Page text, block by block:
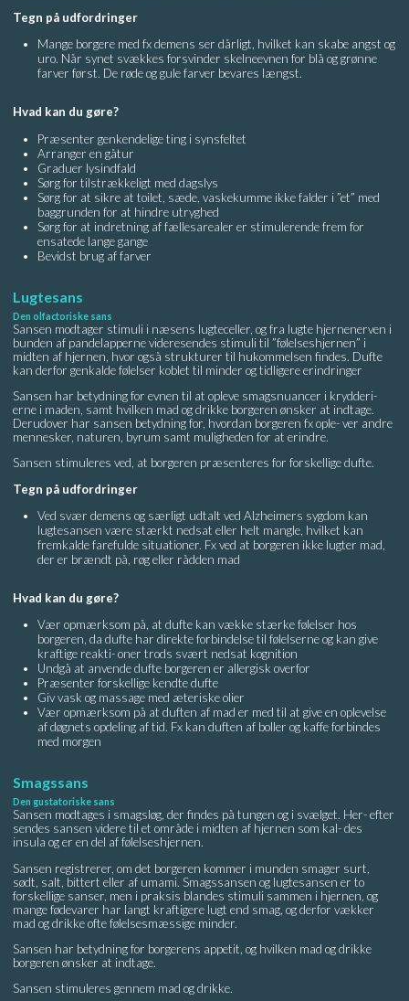
Tegn på udfordringer
Mange borgere med fx demens ser dårligt, hvilket kan skabe angst og
uro. Når synet svækkes forsvinder skelneevnen for blå og grønne
farver først. De røde og gule farver bevares længst.
Hvad kan du gøre?
Præsenter genkendelige ting i synsfeltet
Arranger en gåtur
Graduer lysindfald
Sørg for tilstrækkeligt med dagslys
Sørg for at sikre at toilet, sæde, vaskekumme ikke falder i ”et” med
baggrunden for at hindre utryghed
Sørg for at indretning af fællesarealer er stimulerende frem for
ensatede lange gange
Bevidst brug af farver
Lugtesans
Den olfactoriske sans
Sansen modtager stimuli i næsens lugteceller, og fra lugte hjernenerven i
bunden af pandelapperne videresendes stimuli til ”følelseshjernen” i
midten af hjernen, hvor også strukturer til hukommelsen findes. Dufte
kan derfor genkalde følelser koblet til minder og tidligere erindringer
Sansen har betydning for evnen til at opleve smagsnuancer i krydderi-
erne i maden, samt hvilken mad og drikke borgeren ønsker at indtage.
Derudover har sansen betydning for, hvordan borgeren fx ople- ver andre
mennesker, naturen, byrum samt muligheden for at erindre.
Sansen stimuleres ved, at borgeren præsenteres for forskellige dufte.
Tegn på udfordringer
Ved svær demens og særligt udtalt ved Alzheimers sygdom kan
lugtesansen være stærkt nedsat eller helt mangle, hvilket kan
fremkalde farefulde situationer. Fx ved at borgeren ikke lugter mad,
der er brændt på, røg eller rådden mad
Hvad kan du gøre?
Vær opmærksom på, at dufte kan vække stærke følelser hos
borgeren, da dufte har direkte forbindelse til følelserne og kan give
kraftige reakti- oner trods svært nedsat kognition
Undgå at anvende dufte borgeren er allergisk overfor
Præsenter forskellige kendte dufte
Giv vask og massage med æteriske olier
Vær opmærksom på at duften af mad er med til at give en oplevelse
af døgnets opdeling af tid. Fx kan duften af boller og kaffe forbindes
med morgen
Smagssans
Den gustatoriske sans
Sansen modtages i smagsløg, der findes på tungen og i svælget. Her- efter
sendes sansen videre til et område i midten af hjernen som kal- des
insula og er en del af følelseshjernen.
Sansen registrerer, om det borgeren kommer i munden smager surt,
sødt, salt, bittert eller af umami. Smagssansen og lugtesansen er to
forskellige sanser, men i praksis blandes stimuli sammen i hjernen, og
mange fødevarer har langt kraftigere lugt end smag, og derfor vækker
mad og drikke ofte følelsesmæssige minder.
Sansen har betydning for borgerens appetit, og hvilken mad og drikke
borgeren ønsker at indtage.
Sansen stimuleres gennem mad og drikke.